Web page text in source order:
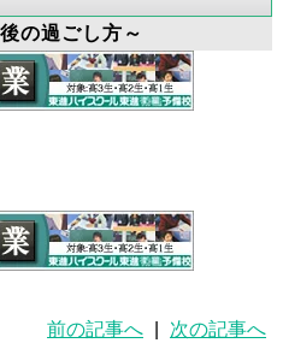
の過ごし方～
前の記事へ 次の記事へ